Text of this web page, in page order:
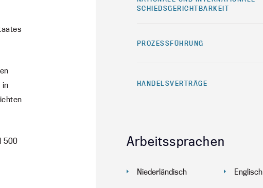
in
500
SCHIEDSGERICHTBARKEIT
PROZESSFÜHRUNG
HANDELSVERTRÄGE
Arbeitssprachen
Niederländisch Englisch